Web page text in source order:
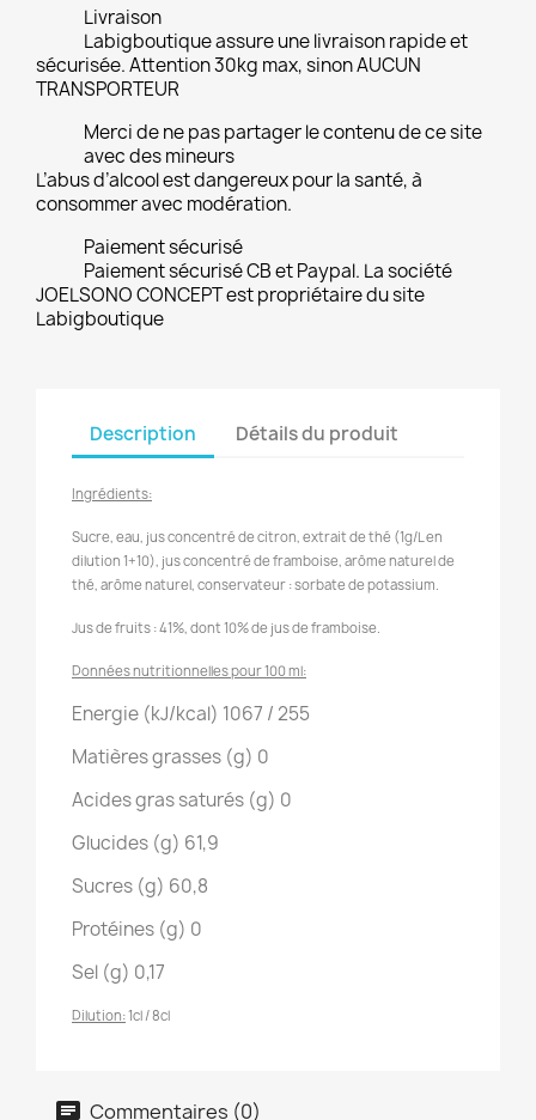
Livraison
Labigboutique assure une livraison rapide et
sécurisée. Attention 30kg max, sinon AUCUN
TRANSPORTEUR
Merci de ne pas partager le contenu de ce site
avec des mineurs
L’abus d’alcool est dangereux pour la santé, à
consommer avec modération.
Paiement sécurisé
Paiement sécurisé CB et Paypal. La société
JOELSONO CONCEPT est propriétaire du site
Labigboutique
Description Détails du produit
Ingrédients:
Sucre, eau, jus concentré de citron, extrait de thé (1g/L en
dilution 1+10), jus concentré de framboise, arôme naturel de
thé, arôme naturel, conservateur : sorbate de potassium.
Jus de fruits : 41%, dont 10% de jus de framboise.
Données nutritionnelles pour 100 ml:
Energie (kJ/kcal) 1067 / 255
Matières grasses (g) 0
Acides gras saturés (g) 0
Glucides (g) 61,9
Sucres (g) 60,8
Protéines (g) 0
Sel (g) 0,17
Dilution:1cl / 8cl
Commentaires (0)